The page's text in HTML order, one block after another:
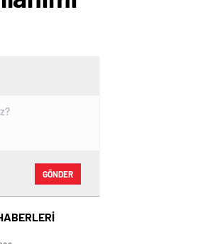
GÖNDER